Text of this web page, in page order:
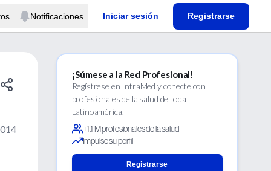
Notificaciones Iniciar sesión Registrarse
¡Súmese a la Red Profesional!
Regístrese en IntraMed y conecte con
profesionales de la salud de toda
Latinoamérica.
+1.1 M profesionales de la salud
Impulse su perfil
Registrarse